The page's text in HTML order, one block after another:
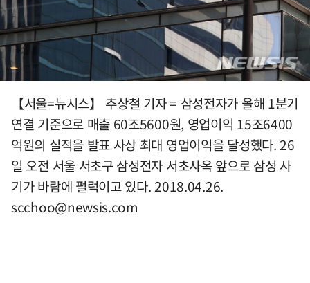
【서울=뉴시스】 추상철 기자 = 삼성전자가 올해 1분기
연결 기준으로 매출 60조5600원, 영업이익 15조6400
억원의 실적을 발표 사상 최대 영업이익을 달성했다. 26
일 오전 서울 서초구 삼성전자 서초사옥 앞으로 삼성 사
기가 바람에 펄럭이고 있다. 2018.04.26.
scchoo@newsis.com